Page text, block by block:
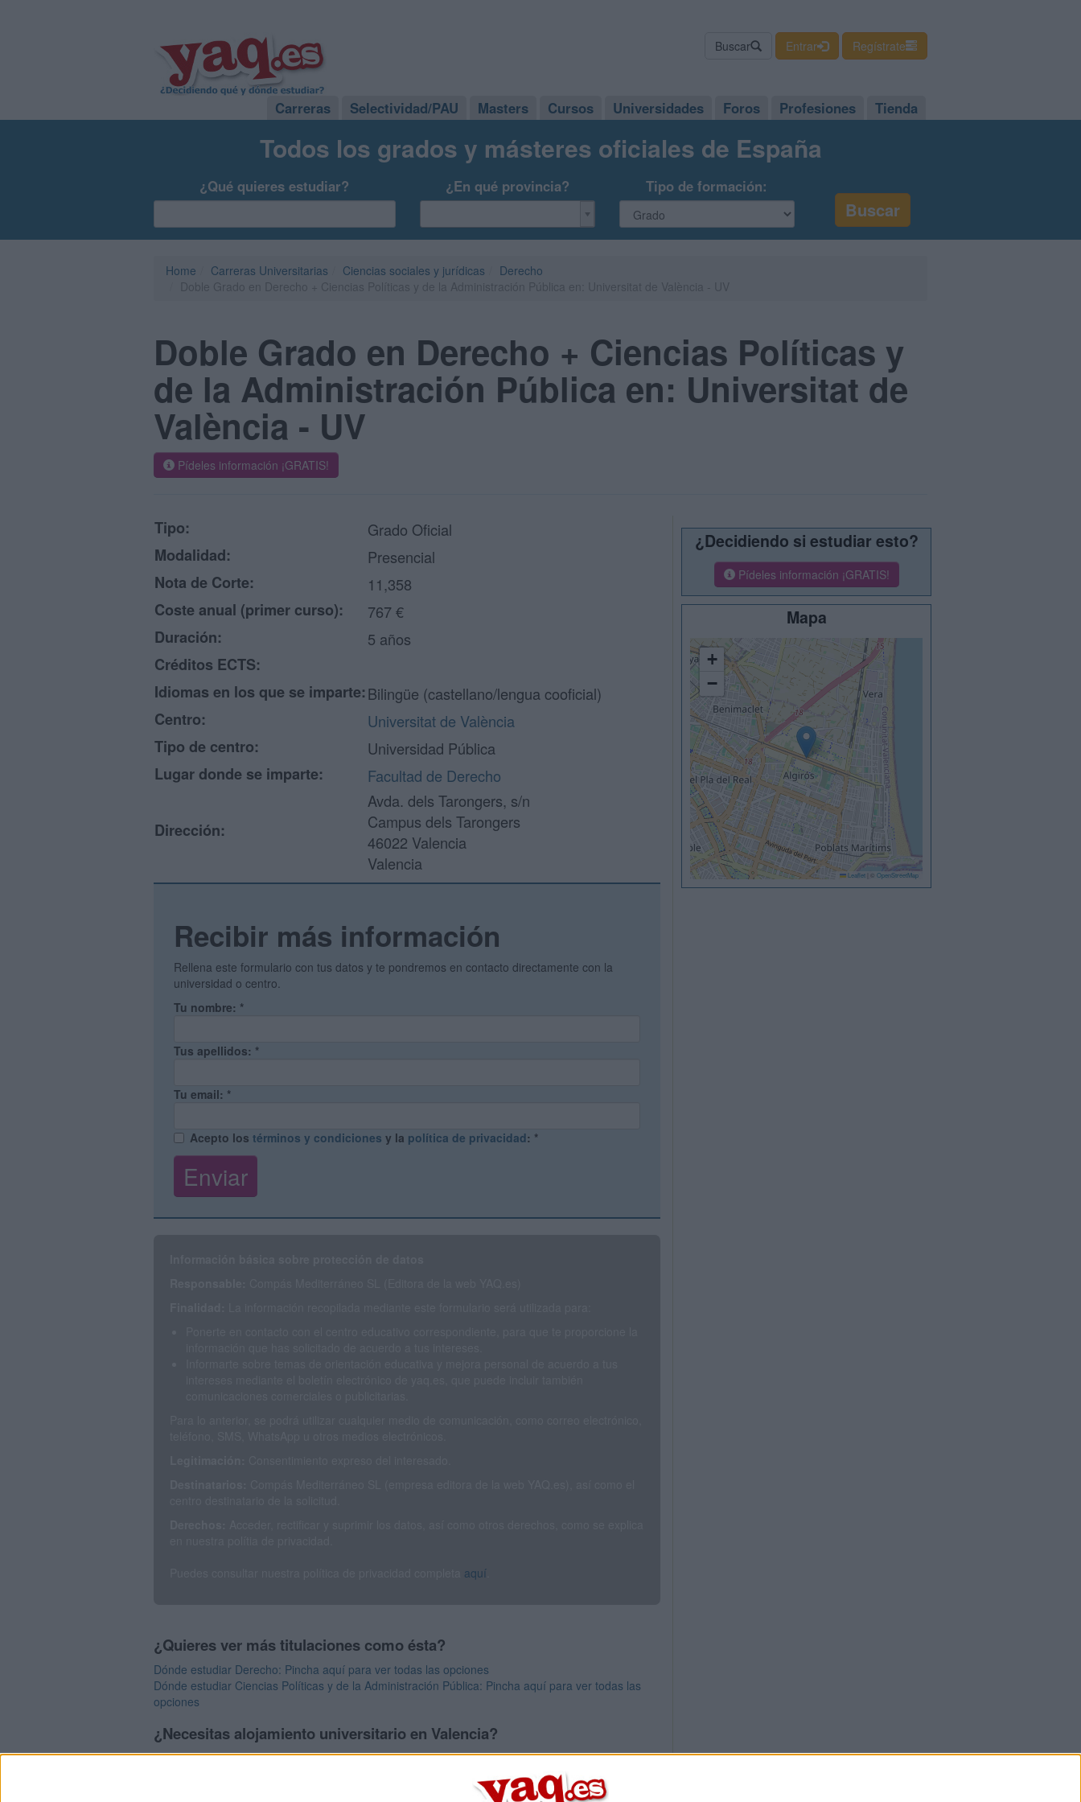
Buscar Entrar Regístrate
Carreras Selectividad/PAU Masters Cursos Universidades Foros Profesiones Tienda
Todos los grados y másteres oficiales de España
¿Qué quieres estudiar? ¿En qué provincia? Tipo de formación:
Home Carreras Universitarias Ciencias sociales y jurídicas
Derecho
Doble Grado en Derecho + Ciencias Políticas y
de la Administración Pública en: Universitat de
València - UV
Pídeles información ¡GRATIS!
Tipo:
Grado Oficial
Modalidad:
Presencial
Nota de Corte:
11,358
Coste anual (primer curso):
767 €
Duración:
5 años
Créditos ECTS:
Idiomas en los que se imparte:Bilingüe (castellano/lengua cooficial)
Centro:
Universitat de València
Tipo de centro:
Universidad Pública
Lugar donde se imparte:
Facultad de Derecho
Dirección:
Avda. dels Tarongers, s/n
Campus dels Tarongers
46022 Valencia
Valencia
Recibir más información
Rellena este formulario con tus datos y te pondremos en contacto directamente con la
universidad o centro.
Tu nombre: *
Tus apellidos: *
Tu email: *
Acepto los términos y condiciones y la política de privacidad: *
aquí
¿Quieres ver más titulaciones como ésta?
Dónde estudiar Derecho: Pincha aquí para ver todas las opciones
Dónde estudiar Ciencias Políticas y de la Administración Pública: Pincha aquí para ver todas las
opciones
¿Necesitas alojamiento universitario en Valencia?
>> Residencias de estudiantes y colegios mayores en Valencia
¿Decidiendo si estudiar esto?
Pídeles información ¡GRATIS!
Mapa
+
−
Leaflet © OpenStreetMap